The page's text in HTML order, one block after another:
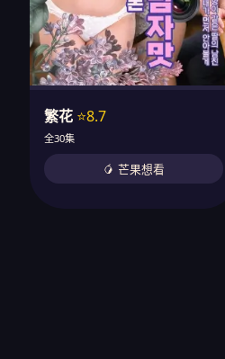
繁花 ⭐8.7
全30集
🥭 芒果想看